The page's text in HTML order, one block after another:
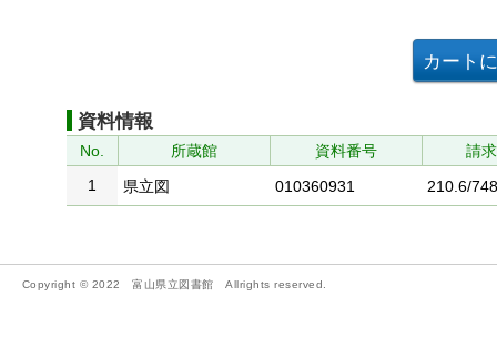
資料情報
No. 所蔵館 資料番号
請
1
県立図 010360931 210.6/
Copyright © 2022 富山県立図書館 Allrights reserved.